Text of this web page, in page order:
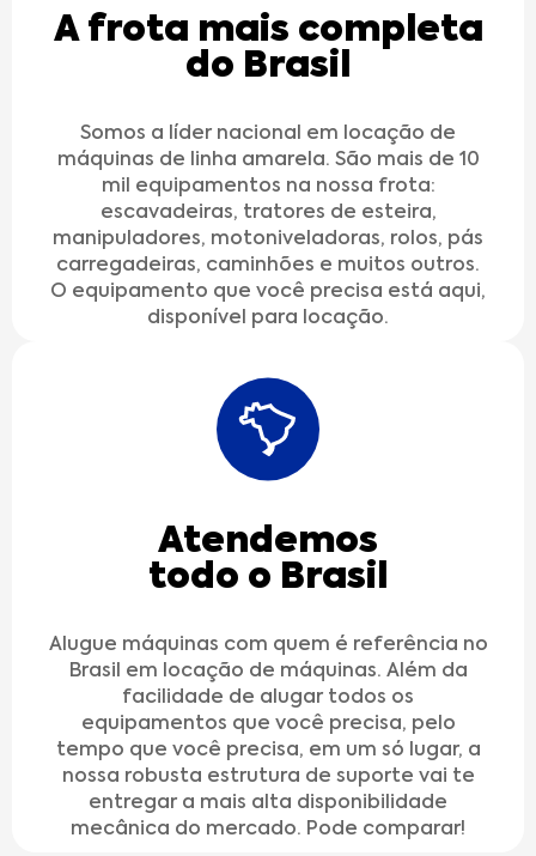
A frota mais completa
do Brasil
Somos a líder nacional em locação de
máquinas de linha amarela. São mais de 10
mil equipamentos na nossa frota:
escavadeiras, tratores de esteira,
manipuladores, motoniveladoras, rolos, pás
carregadeiras, caminhões e muitos outros.
O equipamento que você precisa está aqui,
disponível para locação.
Atendemos
todo o Brasil
Alugue máquinas com quem é referência no
Brasil em locação de máquinas. Além da
facilidade de alugar todos os
equipamentos que você precisa, pelo
tempo que você precisa, em um só lugar, a
nossa robusta estrutura de suporte vai te
entregar a mais alta disponibilidade
mecânica do mercado. Pode comparar!